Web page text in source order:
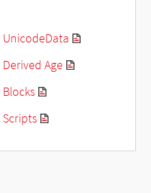
Age